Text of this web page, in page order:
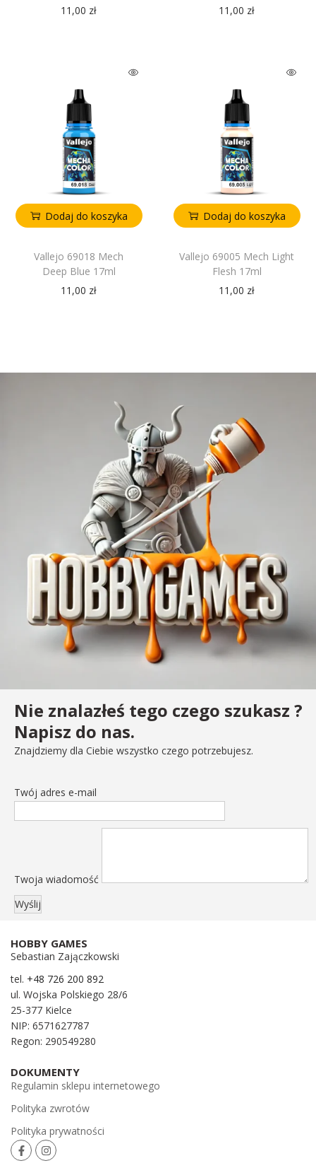
11,00 zł
11,00 zł
Dodaj do koszyka
Vallejo 69018 Mech
Deep Blue 17ml
11,00 zł
Dodaj do koszyka
Vallejo 69005 Mech Light
Flesh 17ml
11,00 zł
Nie znalazłeś tego czego szukasz ?
Napisz do nas.
Znajdziemy dla Ciebie wszystko czego potrzebujesz.
Twój adres e-mail
Twoja wiadomość
HOBBY GAMES
Sebastian Zajączkowski
tel. +48 726 200 892
ul. Wojska Polskiego 28/6
25-377 Kielce
NIP: 6571627787
Regon: 290549280
DOKUMENTY
Regulamin sklepu internetowego
Polityka zwrotów
Polityka prywatności